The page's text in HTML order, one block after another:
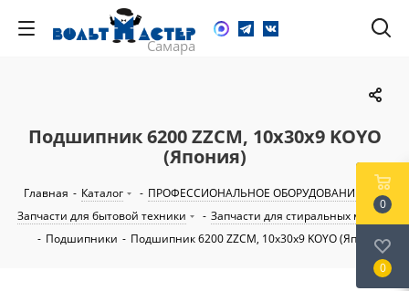
Подшипник 6200 ZZCM, 10x30x9 KOYO
(Япония)
Главная - Каталог - ПРОФЕССИОНАЛЬНОЕ ОБОРУДОВАНИЕ
-
Запчасти для бытовой техники
- Запчасти для стиральных машин
- Подшипники - Подшипник 6200 ZZCM, 10x30x9 KOYO (Япония)
0
0